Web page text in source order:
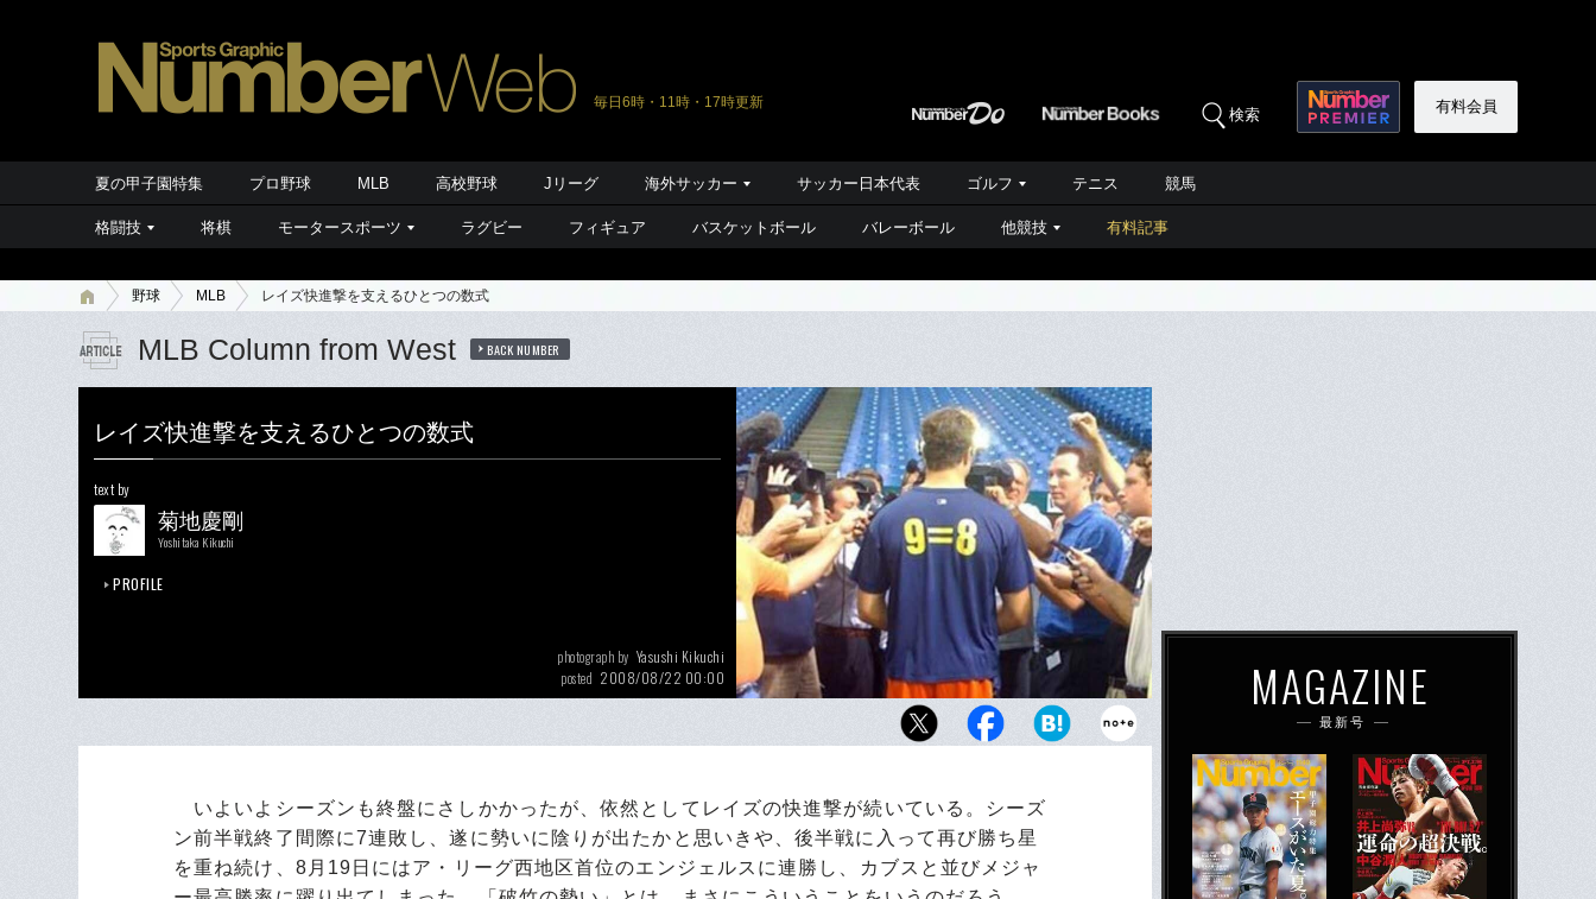
毎日6時・11時・17時更新
検索 有料会員
夏の甲子園特集 プロ野球 MLB 高校野球 Jリーグ 海外サッカー サッカー日本代表 ゴルフ テニス 競馬
格闘技 将棋 モータースポーツ ラグビー フィギュア バスケットボール バレーボール 他競技 有料記事
野球 MLB レイズ快進撃を支えるひとつの数式
MLB Column from West BACK NUMBER
レイズ快進撃を支えるひとつの数式
text by
菊地慶剛
Yoshitaka Kikuchi
PROFILE
photograph by Yasushi Kikuchi
posted 2008/08/22 00:00
いよいよシーズンも終盤にさしかかったが、依然としてレイズの快進撃が続いている。シーズ
ン前半戦終了間際に7連敗し、遂に勢いに陰りが出たかと思いきや、後半戦に入って再び勝ち星
を重ね続け、8月19日にはア・リーグ西地区首位のエンジェルスに連勝し、カブスと並びメジャ
MAGAZINE
最新号